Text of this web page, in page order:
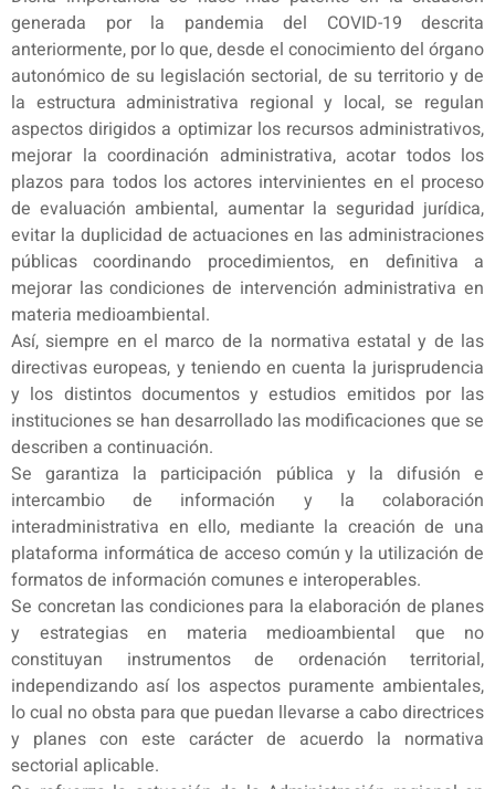
generada por la pandemia del COVID-19 descrita
anteriormente, por lo que, desde el conocimiento del órgano
autonómico de su legislación sectorial, de su territorio y de
la estructura administrativa regional y local, se regulan
aspectos dirigidos a optimizar los recursos administrativos,
mejorar la coordinación administrativa, acotar todos los
plazos para todos los actores intervinientes en el proceso
de evaluación ambiental, aumentar la seguridad jurídica,
evitar la duplicidad de actuaciones en las administraciones
públicas coordinando procedimientos, en definitiva a
mejorar las condiciones de intervención administrativa en
materia medioambiental.
Así, siempre en el marco de la normativa estatal y de las
directivas europeas, y teniendo en cuenta la jurisprudencia
y los distintos documentos y estudios emitidos por las
instituciones se han desarrollado las modificaciones que se
describen a continuación.
Se garantiza la participación pública y la difusión e
intercambio de información y la colaboración
interadministrativa en ello, mediante la creación de una
plataforma informática de acceso común y la utilización de
formatos de información comunes e interoperables.
Se concretan las condiciones para la elaboración de planes
y estrategias en materia medioambiental que no
constituyan instrumentos de ordenación territorial,
independizando así los aspectos puramente ambientales,
lo cual no obsta para que puedan llevarse a cabo directrices
y planes con este carácter de acuerdo la normativa
sectorial aplicable.